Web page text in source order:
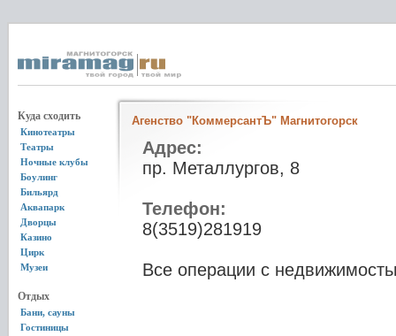
Куда сходить
Кинотеатры
Театры
Ночные клубы
Боулинг
Бильярд
Аквапарк
Дворцы
Казино
Цирк
Музеи
Отдых
Бани, сауны
Гостиницы
Агенство "КоммерсантЪ" Магнитогорск
Адрес:
пр. Металлургов, 8
Телефон:
8(3519)281919
Все операции с